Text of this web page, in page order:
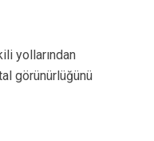
yollarından
görünürlüğünü